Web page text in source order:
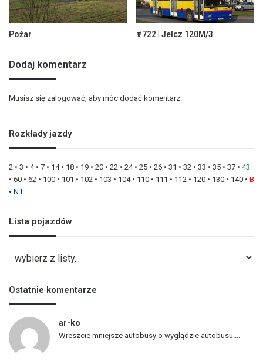
Pożar #722 | Jelcz 120M/3
Dodaj komentarz
Musisz się zalogować , aby móc dodać komentarz.
Rozkłady jazdy
2 • 3 • 4• 7 • 14• 18 • 19 • 20 • 22 • 24• 25 • 26 • 31 • 32 • 33 • 35 • 37 • 43
• 60 • 62 • 100 • 101 • 102 • 103 • 104• 110 • 111 • 112 • 120 • 130 • 140 • B
• N1
Lista pojazdów
i
t
a
o
j
Ostatnie komentarze
ar-ko
Wreszcie mniejsze autobusy o wyglądzie autobusu....